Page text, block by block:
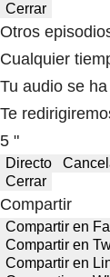
Cerrar
Otros
Cualquier
Tu audio se
Te
5 "
Directo
Cerrar
Compartir
Compartir en
Compartir en
Compartir en